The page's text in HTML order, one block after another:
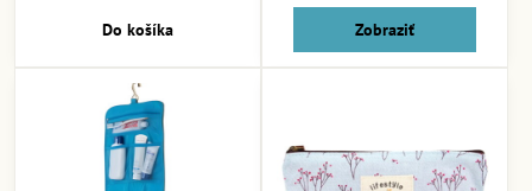
Do košíka Zobraziť